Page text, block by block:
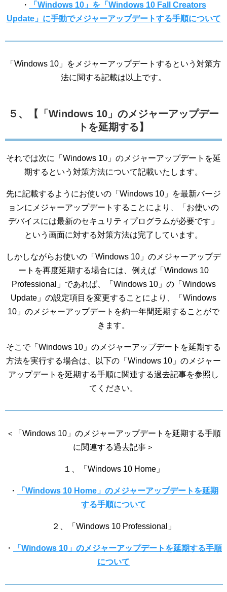
・
「Windows 10」を「Windows 10 Fall Creators
Update」に手動でメジャーアップデートする手順について
「Windows 10」をメジャーアップデートするという対策方
法に関する記載は以上です。
５、【「Windows 10」のメジャーアップデー
トを延期する】
それでは次に「Windows 10」のメジャーアップデートを延
期するという対策方法について記載いたします。
先に記載するようにお使いの「Windows 10」を最新バージ
ョンにメジャーアップデートすることにより、「お使いの
デバイスには最新のセキュリティプログラムが必要です」
という画面に対する対策方法は完了しています。
しかしながらお使いの「Windows 10」のメジャーアップデ
ートを再度延期する場合には、例えば「Windows 10
Professional」であれば、「Windows 10」の「Windows
Update」の設定項目を変更することにより、「Windows
10」のメジャーアップデートを約一年間延期することがで
きます。
そこで「Windows 10」のメジャーアップデートを延期する
方法を実行する場合は、以下の「Windows 10」のメジャー
アップデートを延期する手順に関連する過去記事を参照し
てください。
＜「Windows 10」のメジャーアップデートを延期する手順
に関連する過去記事＞
１、「Windows 10 Home」
・
「Windows 10 Home」のメジャーアップデートを延期
する手順について
２、「Windows 10 Professional」
・
「Windows 10」のメジャーアップデートを延期する手順
について